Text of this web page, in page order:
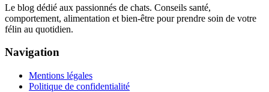
Le blog dédié aux passionnés de chats. Conseils santé,
comportement, alimentation et bien-être pour prendre soin de votre
félin au quotidien.
Navigation
Mentions légales
Politique de confidentialité